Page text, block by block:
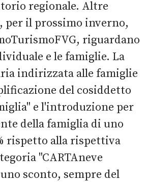
regionale. Altre
per il prossimo inverno,
riguardano
e le famiglie. La
indirizzata alle famiglie
del cosiddetto
e l'introduzione per
della famiglia di uno
rispetto alla rispettiva
"CARTAneve
sconto, sempre del